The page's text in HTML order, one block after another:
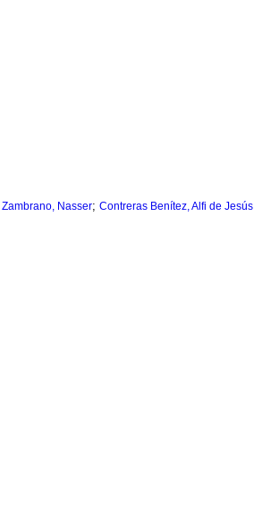
Zambrano, Nasser; Contreras Benítez, Alfi de Jesús